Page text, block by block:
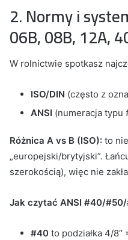
2. Normy i
06B, 08B, 12A,
W rolnictwie spotkasz
ISO/DIN (często z
ANSI (numeracja typu
Różnica A vs B (ISO): to
„europejski/brytyjski”.
szerokością), więc nie
Jak czytać ANSI #40/
#40 to podziałka 4/8″